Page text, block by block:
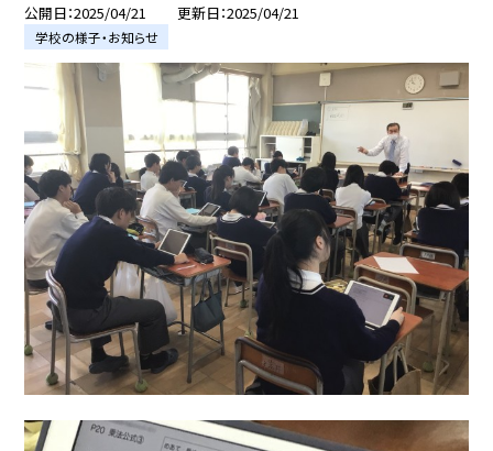
公開日 2025/04/21 更新日 2025/04/21
学校の様子・お知らせ